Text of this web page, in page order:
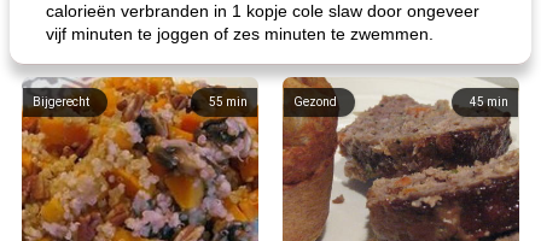
calorieën verbranden in 1 kopje cole slaw door ongeveer
vijf minuten te joggen of zes minuten te zwemmen.
55 min
Bijgerecht 45min
Gezond